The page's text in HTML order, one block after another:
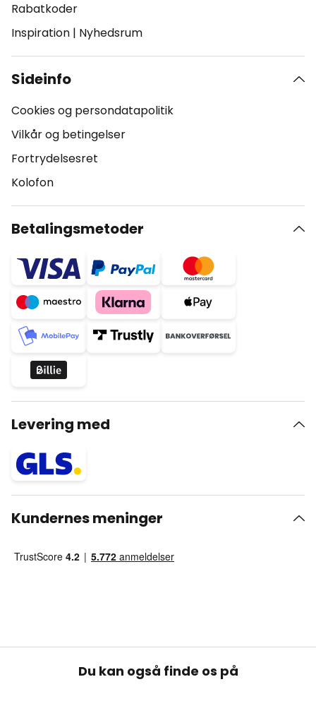
Rabatkoder
Inspiration | Nyhedsrum
Sideinfo
Cookies og persondatapolitik
Vilkår og betingelser
Fortrydelsesret
Kolofon
Betalingsmetoder
Levering med
Kundernes meninger
Du kan også finde os på